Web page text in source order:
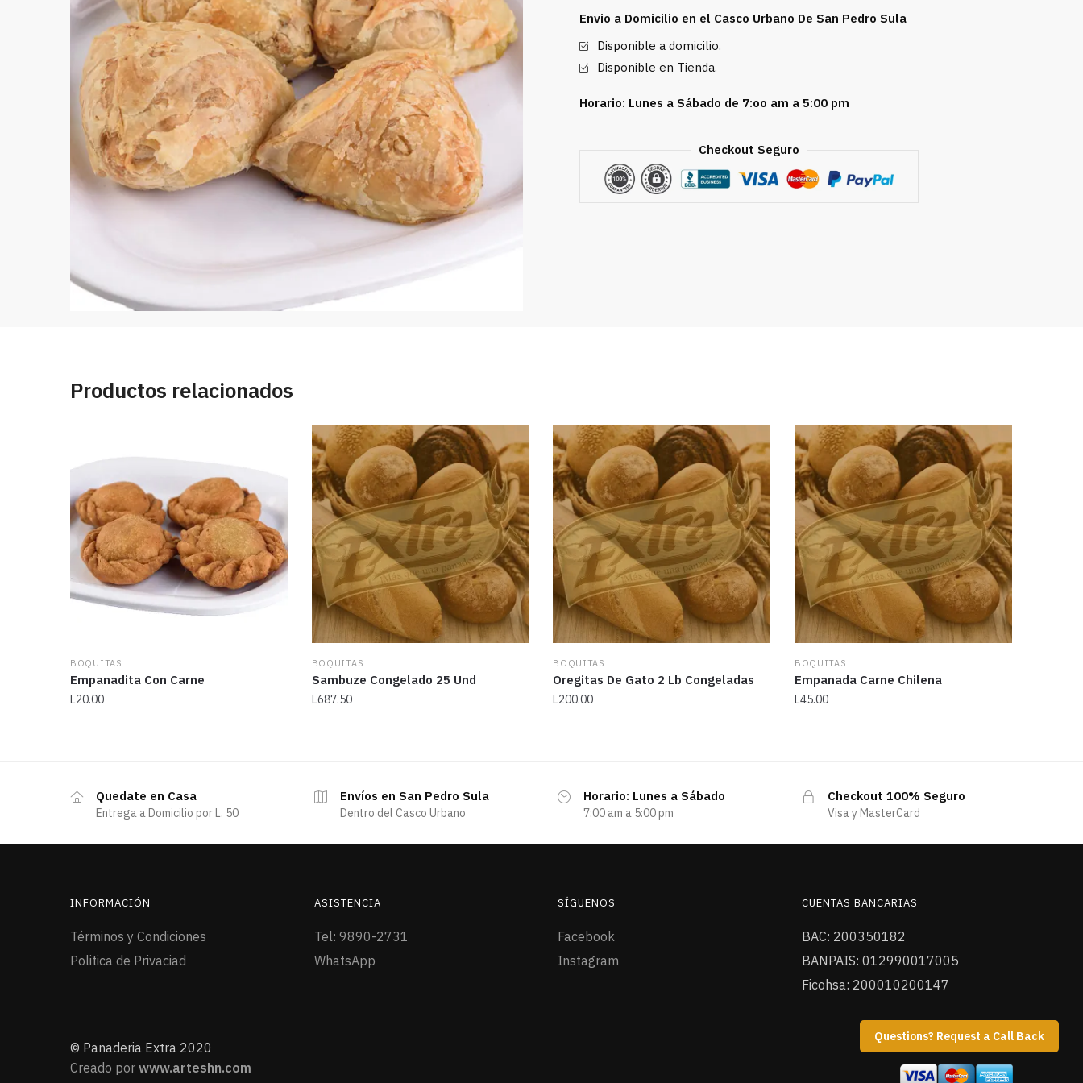
Envio a Domicilio en el Casco Urbano De San Pedro Sula
Disponible a domicilio.
Disponible en Tienda.
Horario: Lunes a Sábado de 7:oo am a 5:00 pm
Checkout Seguro
Questions? Request a Call Back
Productos relacionados
BOQUITAS
Empanadita Con Carne
L20.00
BOQUITAS
Sambuze Congelado 25 Und
L687.50
BOQUITAS
Oregitas De Gato 2 Lb Congeladas
L200.00
BOQUITAS
Empanada Carne Chilena
L45.00
Quedate en Casa
Entrega a Domicilio por L. 50
Envíos en San Pedro Sula
Dentro del Casco Urbano
Horario: Lunes a Sábado
7:00 am a 5:00 pm
Checkout 100% Seguro
Visa y MasterCard
INFORMACIÓN
Términos y Condiciones
Politica de Privaciad
ASISTENCIA
Tel: 9890-2731
WhatsApp
SÍGUENOS
Facebook
Instagram
CUENTAS BANCARIAS
BAC: 200350182
BANPAIS: 012990017005
Ficohsa: 200010200147
© Panaderia Extra 2020
Creado por www.arteshn.com